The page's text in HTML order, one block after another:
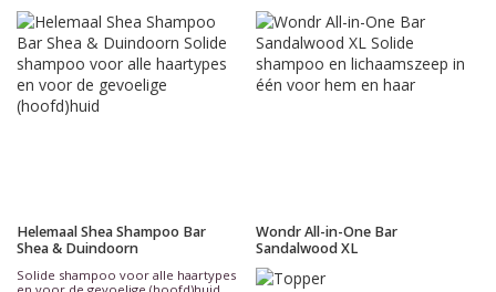
Helemaal Shea Shampoo Bar
Shea & Duindoorn
Solide shampoo voor alle haartypes
Wondr All-in-One Bar
Sandalwood XL